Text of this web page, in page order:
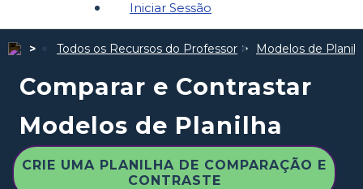
Iniciar Sessão
Todos os Recursos do Professor Modelos de
Comparar e Contrastar
Modelos de Planilha
CRIE UMA PLANILHA DE COMPARAÇÃO E
CONTRASTE